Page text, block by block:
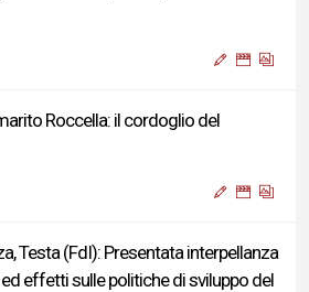
Roccella: il cordoglio del
Testa (FdI): Presentata interpellanza
effetti sulle politiche di sviluppo del